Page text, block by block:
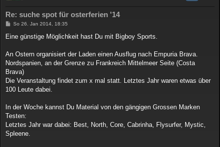
Re: suche spot für osterferien '14
B
i
a
So 26. Jan 2014, 18:35
Eine günstige Möglichkeit hast Du mit Bigboy Sports.
An Ostern organisiert der Laden einen Ausflug nach Empuria Brava.
Nordspanien, an der Grenze zu Frankreich Mittelmeer Seite (Costa
Brava)
Die Veranstaltung findet zum x mal statt. Letztes Jahr waren etwas über
100 Leute dabei.
In der Woche kannst Du Material von den gängigen Grossen Marken
Testen:
Letztes Jahr war dabei: Best, North, Core, Cabrinha, Flysurfer, Mystic,
Spleene.